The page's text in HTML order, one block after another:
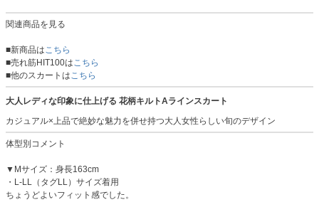
関連商品を見る
■新商品は こちら
■売れ筋HIT100は こちら
■他のスカートは こちら
大人レディな印象に仕上げる 花柄キルトAラインスカート
カジュアル×上品で絶妙な魅力を併せ持つ大人女性らしい旬のデザイン
体型別コメント
▼Mサイズ：身長163cm
・L-LL（タグLL）サイズ着用
ちょうどよいフィット感でした。